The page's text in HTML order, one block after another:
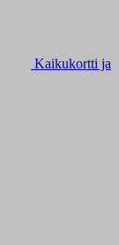
Kaikukortti ja